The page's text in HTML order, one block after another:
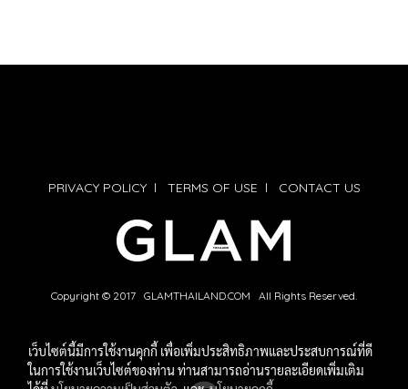
PRIVACY POLICYl TERMS OF USE l CONTACT US
Copyright © 2017 GLAMTHAILAND.COM All Rights Reserved.
เว็บไซต์นี้มีการใช้งานคุกกี้ เพื่อเพิ่มประสิทธิภาพและประสบการณ์ที่ดี
ในการใช้งานเว็บไซต์ของท่าน ท่านสามารถอ่านรายละเอียดเพิ่มเติม